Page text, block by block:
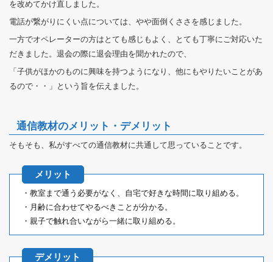
を改めてかけ直しました。
電話が繋がりにくい点については、やや面倒くささを感じました。
一方でオペレーターの方はとても感じもよく、とても丁寧にご対応いた
だきました。退会の際に退会理由を聞かれたので、
「子供がほかのものに興味を持つようになり、他にもやりたいことがあ
るので・・」という旨を伝えました。
通信教材のメリット・デメリット
そもそも、私がすべての通信教材に共通して思っていることです。
・教室まで通う必要がなく、自宅で好きな時間に取り組める。
・月齢に合わせてやるべきことが分かる。
・親子で触れ合いながら一緒に取り組める。